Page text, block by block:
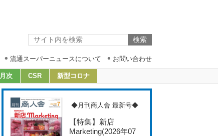
流通スーパーニュースについて お問い合わせ
月次 CSR 新型コロナ
◆月刊商人舎 最新号◆
【特集】新店
Marketing(2026年07